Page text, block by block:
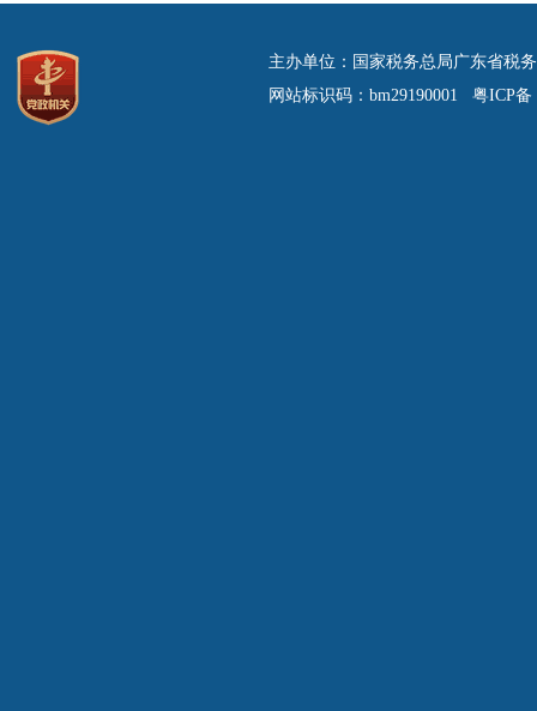
主办单位：国家税务总局广东省税
网站标识码：bm29190001 粤ICP